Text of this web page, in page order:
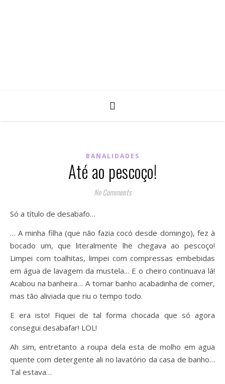
BANALIDADES
Até ao pescoço!
No Comments
Só a título de desabafo…
… A minha filha (que não fazia cocó desde domingo), fez à
bocado um, que literalmente lhe chegava ao pescoço!
Limpei com toalhitas, limpei com compressas embebidas
em água de lavagem da mustela… E o cheiro continuava lá!
Acabou na banheira… A tomar banho acabadinha de comer,
mas tão aliviada que riu o tempo todo.
E era isto! Fiquei de tal forma chocada que só agora
consegui desabafar! LOL!
Ah sim, entretanto a roupa dela esta de molho em agua
quente com detergente ali no lavatório da casa de banho…
Tal estava…